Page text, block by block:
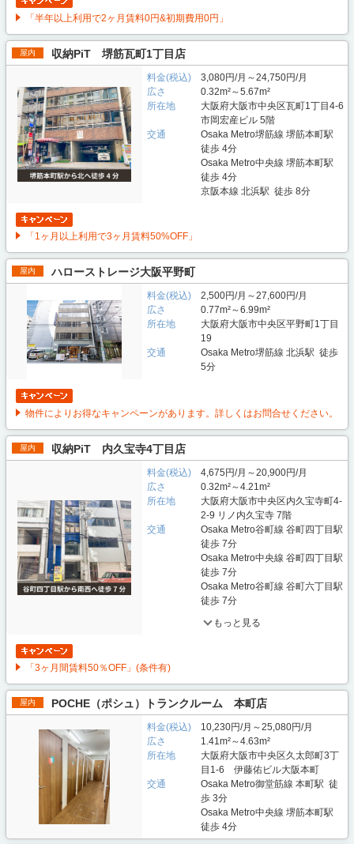
「半年以上利用で2ヶ月賃料0円&初期費用0円」
屋内 収納PiT 堺筋瓦町1丁目店
料金(税込)
3,080円/月～24,750円/月
広さ
0.32m²～5.67m²
所在地
大阪府大阪市中央区瓦町1丁目4-6
市岡宏産ビル 5階
交通
Osaka Metro堺筋線 堺筋本町駅
徒歩 4分
Osaka Metro中央線 堺筋本町駅
徒歩 4分
京阪本線 北浜駅 徒歩 8分
「1ヶ月以上利用で3ヶ月賃料50%OFF」
屋内 ハローストレージ大阪平野町
料金(税込)
2,500円/月～27,600円/月
広さ
0.77m²～6.99m²
所在地
大阪府大阪市中央区平野町1丁目
19
交通
Osaka Metro堺筋線 北浜駅 徒歩
5分
物件によりお得なキャンペーンがあります。詳しくはお問合せください。
屋内 収納PiT 内久宝寺4丁目店
料金(税込)
4,675円/月～20,900円/月
広さ
0.32m²～4.21m²
所在地
大阪府大阪市中央区内久宝寺町4-
2-9 リノ内久宝寺 7階
交通
Osaka Metro谷町線 谷町四丁目駅
徒歩 7分
Osaka Metro中央線 谷町四丁目駅
徒歩 7分
Osaka Metro谷町線 谷町六丁目駅
徒歩 7分
もっと見る
「3ヶ月間賃料50％OFF」(条件有)
屋内 POCHE（ポシュ）トランクルーム 本町店
料金(税込)
10,230円/月～25,080円/月
広さ
1.41m²～4.63m²
所在地
大阪府大阪市中央区久太郎町3丁
目1-6 伊藤佑ビル大阪本町
交通
Osaka Metro御堂筋線 本町駅 徒
歩 3分
Osaka Metro中央線 堺筋本町駅
徒歩 4分